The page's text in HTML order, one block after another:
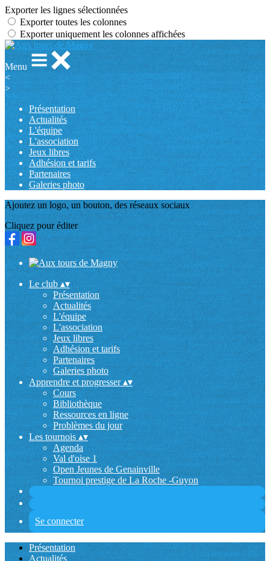
Exporter les lignes sélectionnées
Exporter toutes les colonnes
Exporter uniquement les colonnes affichées
Menu
<
>
Présentation
Actualités
L'équipe
L'association
Jeux libres
Adhésion et tarifs
Partenaires
Galeries photo
Ajoutez un logo, un bouton, des réseaux sociaux
Cliquez pour éditer
Le club▴▾
Présentation
Actualités
L'équipe
L'association
Jeux libres
Adhésion et tarifs
Partenaires
Galeries photo
Apprendre et progresser▴▾
Cours
Bibliothèque
Ressources en ligne
Problèmes du jour
Les tournois▴▾
Agenda
Val d'oise 1
Open Jeunes de Genainville
Tournoi prestige de La Roche -Guyon
Se connecter
Présentation
Actualités